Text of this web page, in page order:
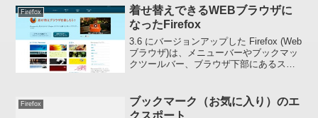
宝したブラウザ「Firefox」。デフォルト
のままでも（インス...
Firefox
着せ替えできるWEBブラウザに
なったFirefox
3.6 にバージョンアップした Firefox (Web
ブラウザ)は、メニューバーやブックマッ
クツールバー、ブラウザ下部にあるステ
のは赤枠の部分です(拡大可↓)ただし...
Firefox
ブックマーク（お気に入り）のエ
クスポート